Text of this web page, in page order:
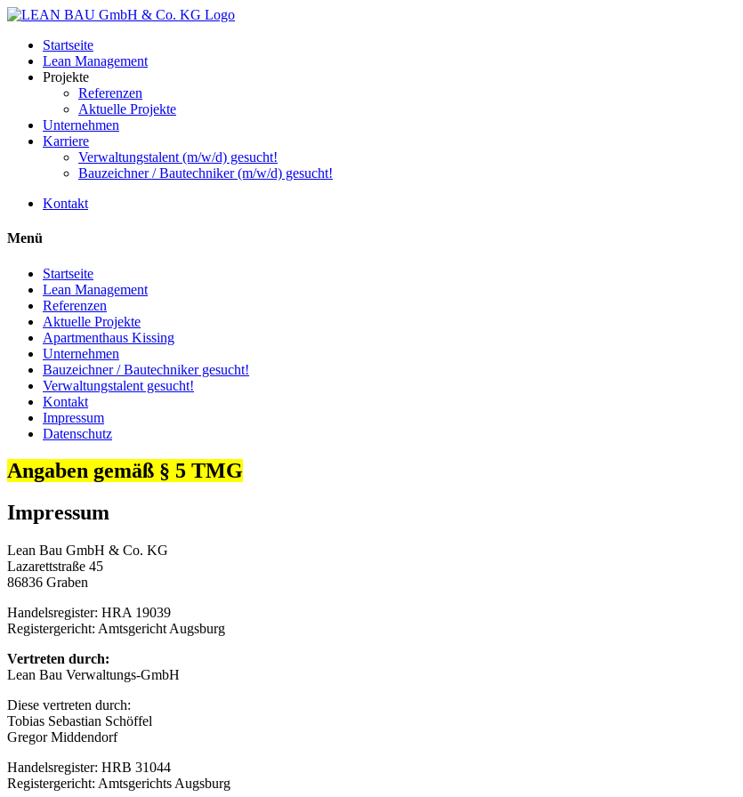
Startseite
Lean Management
Projekte
Referenzen
Aktuelle Projekte
Unternehmen
Karriere
Verwaltungstalent (m/w/d) gesucht!
Bauzeichner / Bautechniker (m/w/d) gesucht!
Kontakt
Menü
Startseite
Lean Management
Referenzen
Aktuelle Projekte
Apartmenthaus Kissing
Unternehmen
Bauzeichner / Bautechniker gesucht!
Verwaltungstalent gesucht!
Kontakt
Impressum
Datenschutz
Angaben gemäß § 5 TMG
Impressum
Lean Bau GmbH & Co. KG
Lazarettstraße 45
86836 Graben
Handelsregister: HRA 19039
Registergericht: Amtsgericht Augsburg
Vertreten durch:
Lean Bau Verwaltungs-GmbH
Diese vertreten durch:
Tobias Sebastian Schöffel
Gregor Middendorf
Handelsregister: HRB 31044
Registergericht: Amtsgerichts Augsburg